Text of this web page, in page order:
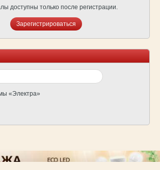
доступны только после регистрации.
Зарегистрироваться
«Электра»